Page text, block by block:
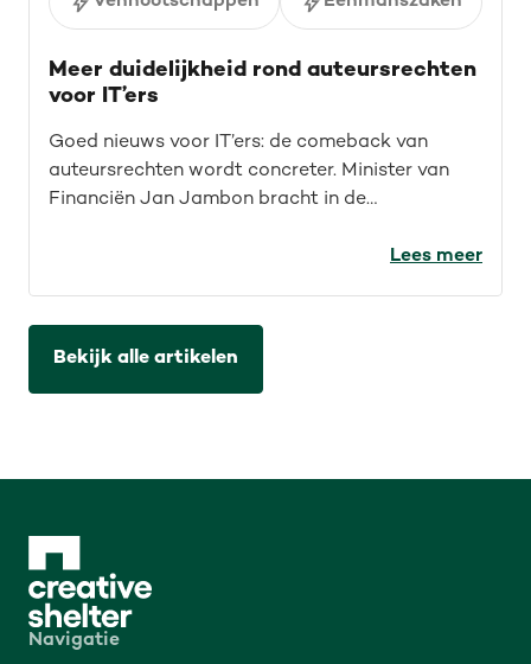
Meer duidelijkheid rond auteursrechten
voor IT’ers
Goed nieuws voor IT’ers: de comeback van
auteursrechten wordt concreter. Minister van
Financiën Jan Jambon bracht in de
auteursrechten voor de IT-sector. Wat werd er
Lees meer
Bekijk alle artikelen
Navigatie